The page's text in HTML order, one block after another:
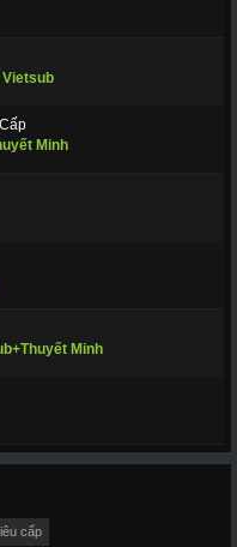
Vietsub
Minh
Minh
cấp